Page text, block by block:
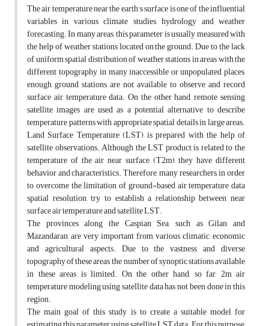
The air temperature near the earth's surface is one of the influential
variables in various climate studies, hydrology and weather
forecasting. In many areas, this parameter is usually measured with
the help of weather stations located on the ground. Due to the lack
of uniform spatial distribution of weather stations in areas with the
different topography, in many inaccessible or unpopulated places,
enough ground stations are not available to observe and record
surface air temperature data. On the other hand, remote sensing
satellite images are used as a potential alternative to describe
temperature patterns with appropriate spatial details in large areas.
Land Surface Temperature (LST) is prepared with the help of
satellite observations. Although the LST product is related to the
temperature of the air near surface (T2m), they have different
behavior and characteristics. Therefore, many researchers, in order
to overcome the limitation of ground-based air temperature data
spatial resolution, try to establish a relationship between near
surface air temperature and satellite LST.
The provinces along the Caspian Sea, such as Gilan and
Mazandaran, are very important from various climatic, economic
and agricultural aspects. Due to the vastness and diverse
topography of these areas, the number of synoptic stations available
in these areas is limited. On the other hand, so far, 2m air
temperature modeling using satellite data has not been done in this
region.
The main goal of this study is to create a suitable model for